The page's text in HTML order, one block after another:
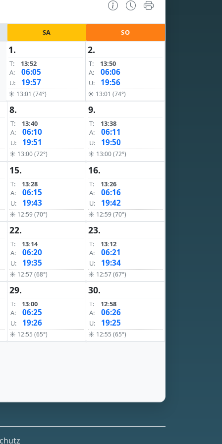
SA SO
1.
T:
13:52
A:
06:05
U: 19:57
☀ 13:01 (74°)
2.
T:
13:50
A:
06:06
U: 19:56
☀ 13:01 (74°)
8.
T:
13:40
A:
06:10
U: 19:51
☀ 13:00 (72°)
9.
T:
13:38
A:
06:11
U: 19:50
☀ 13:00 (72°)
15.
T:
13:28
A:
06:15
U: 19:43
☀ 12:59 (70°)
16.
T:
13:26
A:
06:16
U: 19:42
☀ 12:59 (70°)
22.
T:
13:14
A:
06:20
U: 19:35
☀ 12:57 (68°)
23.
T:
13:12
A:
06:21
U: 19:34
☀ 12:57 (67°)
29.
T:
13:00
A:
06:25
U: 19:26
☀ 12:55 (65°)
30.
T:
12:58
A:
06:26
U: 19:25
☀ 12:55 (65°)